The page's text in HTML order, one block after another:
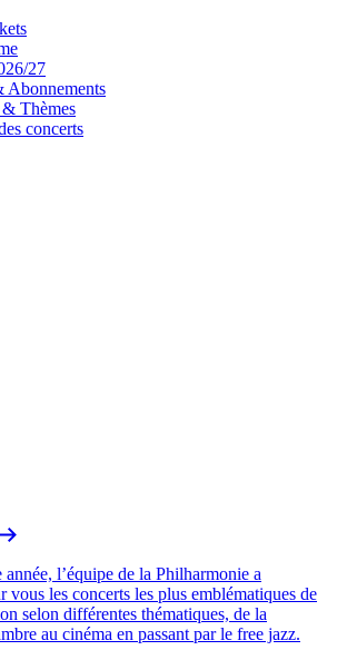
27
Abonnements
Thèmes
concerts
l’équipe de la Philharmonie a
vous les concerts les plus emblématiques de
selon différentes thématiques, de la
au cinéma en passant par le free jazz.